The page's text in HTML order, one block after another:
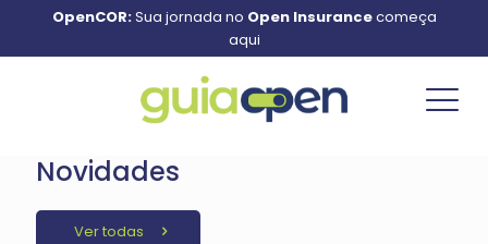
OpenCOR:Sua jornada no Open Insurancecomeça
aqui
Novidades
Ver todas